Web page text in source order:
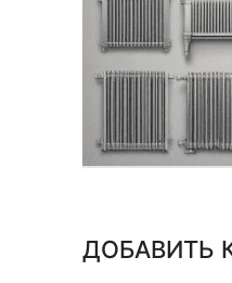
ДОБАВИТЬ